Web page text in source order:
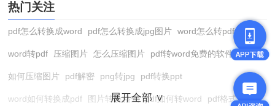
热门关注
pdf怎么转换成word pdf怎么转换成jpg图片 word怎么转pdf
word转pdf 压缩图片 怎么压缩图片 pdf转word免费的软件
如何压缩图片 pdf解密 png转jpg pdf转换ppt
word如何转换成pdf 图片转换格式 pdf如何转word pdf格式转换
展开全部 ∨